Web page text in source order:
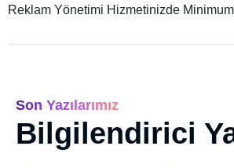
Reklam Yönetimi Hizmetinizde Minimum
Son Yazılarımız
Bilgilendirici